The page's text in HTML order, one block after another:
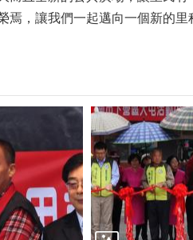
焉，讓我們一起邁向一個新的里